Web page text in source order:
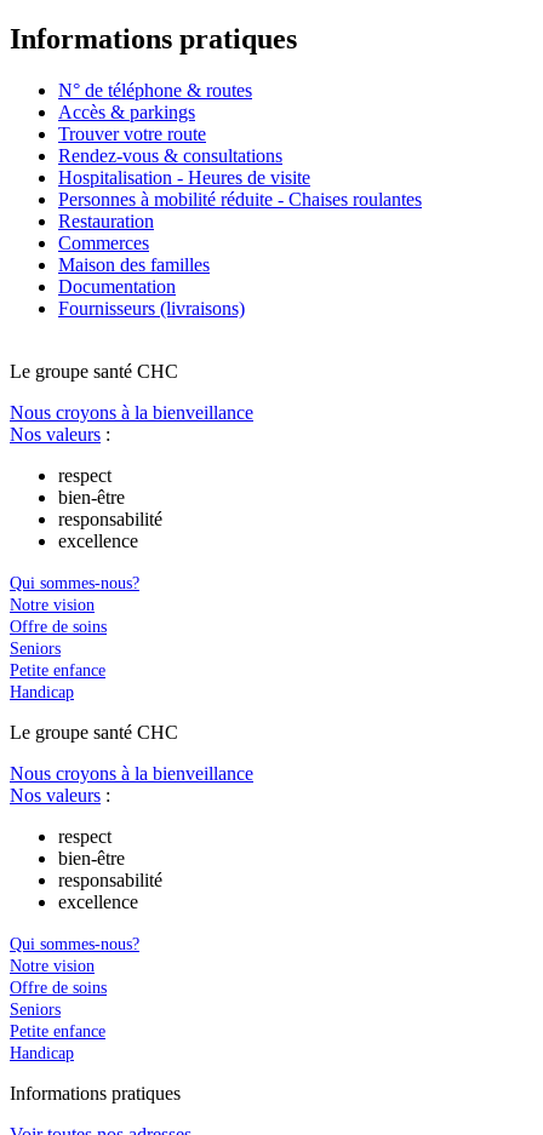
Informations pratiques
N° de téléphone & routes
Accès & parkings
Trouver votre route
Rendez-vous & consultations
Hospitalisation - Heures de visite
Personnes à mobilité réduite - Chaises roulantes
Restauration
Commerces
Maison des familles
Documentation
Fournisseurs (livraisons)
Le groupe santé CHC
Nous croyons à la bienveillance
Nos valeurs :
respect
bien-être
responsabilité
excellence
Qui sommes-nous?
Notre vision
Offre de soins
Seniors
Petite enfance
Handicap
Le groupe santé CHC
Nous croyons à la bienveillance
Nos valeurs :
respect
bien-être
responsabilité
excellence
Qui sommes-nous?
Notre vision
Offre de soins
Seniors
Petite enfance
Handicap
Informations pratiques